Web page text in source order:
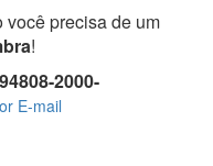
você precisa de um
!
2000-
E-mail